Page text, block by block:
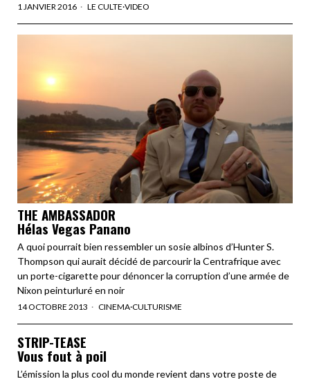
1 JANVIER 2016 LE CULTE·VIDEO
THE AMBASSADOR
Hélas Vegas Panano
A quoi pourrait bien ressembler un sosie albinos d’Hunter S.
Thompson qui aurait décidé de parcourir la Centrafrique avec
un porte-cigarette pour dénoncer la corruption d’une armée de
Nixon peinturluré en noir
14 OCTOBRE 2013 CINEMA·CULTURISME
STRIP-TEASE
Vous fout à poil
L’émission la plus cool du monde revient dans votre poste de